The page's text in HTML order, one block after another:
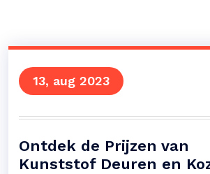
13, aug 2023
Ontdek de Prijzen van
Kunststof Deuren en